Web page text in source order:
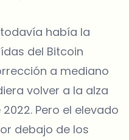
había la
del Bitcoin
a mediano
volver a la alza
Pero el elevado
debajo de los